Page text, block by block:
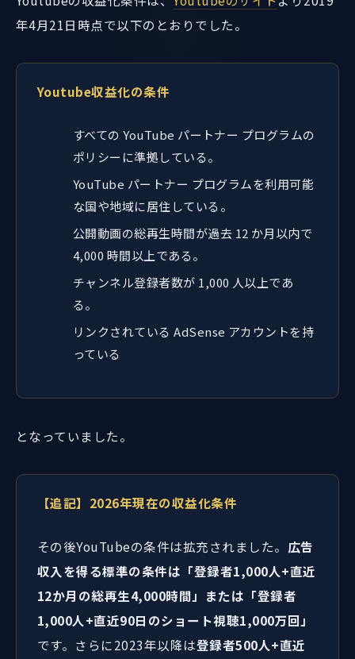
年4月21日時点で以下のとおりでした。
Youtube収益化の条件
すべての YouTube パートナー プログラムの
ポリシーに準拠している。
YouTube パートナー プログラムを利用可能
な国や地域に居住している。
公開動画の総再生時間が過去 12 か月以内で
4,000 時間以上である。
チャンネル登録者数が 1,000 人以上であ
る。
リンクされている AdSense アカウントを持
っている
となっていました。
【追記】2026年現在の収益化条件
その後YouTubeの条件は拡充されました。 広告
収入を得る標準の条件は「登録者1,000人+直近
12か月の総再生4,000時間」または「登録者
1,000人+直近90日のショート視聴1,000万回」
です。さらに2023年以降は登録者500人+直近